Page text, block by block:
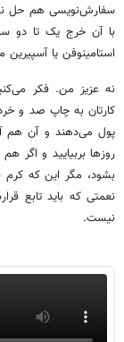
سفارش‌نویسی هم حل
با آن خرج یک تا دو
استامینوفن یا آسپیرین
نه عزیز من. فکر
کارتان به چاپ صد و
پول می‌‌‌‌‌‌‌‌‌‌‌‌‌‌‌‌‌‌‌‌‌‌‌‌‌‌‌‌‌‌‌‌‌‌‌‌‌‌‌‌‌دهند و آن‌ هم
روزها بربیایید و اگر
بشود، مگر این که کرم
نعمتی که باید تابع
نیست.